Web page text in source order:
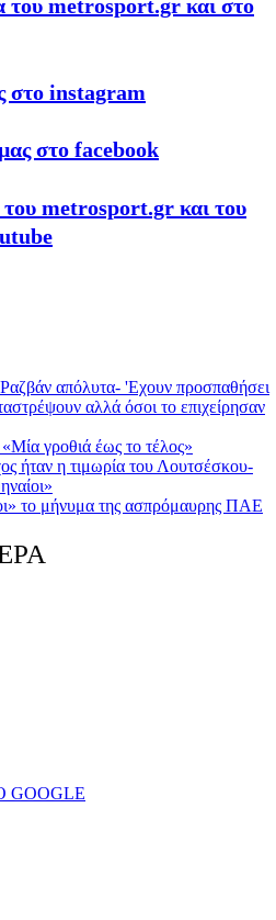
του metrosport.gr και στο
στο instagram
στο facebook
του metrosport.gr και του
απόλυτα- 'Εχουν προσπαθήσει
αλλά όσοι το επιχείρησαν
γροθιά έως το τέλος»
ήταν η τιμωρία του Λουτσέσκου-
το μήνυμα της ασπρόμαυρης ΠΑΕ
GOOGLE